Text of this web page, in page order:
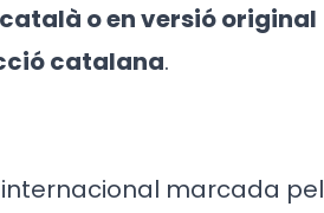
o en versió original
catalana.
marcada pel